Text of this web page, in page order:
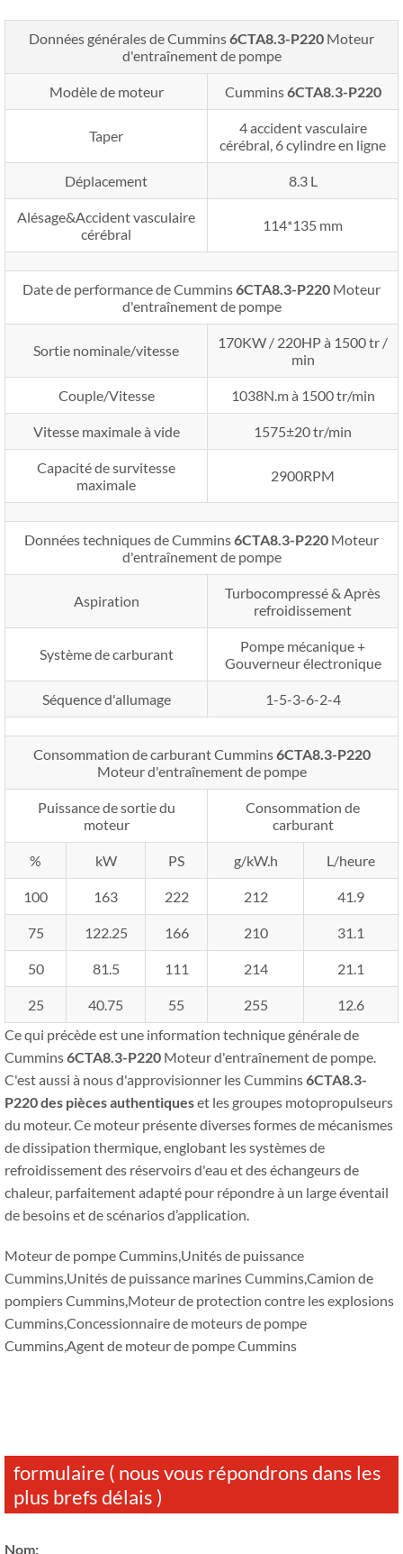
Données générales de Cummins6CTA8.3-P220 Moteur
d'entraînement de pompe
Modèle de moteur Cummins6CTA8.3-P220
Taper
4 accident vasculaire
cérébral, 6 cylindre en ligne
Déplacement 8.3 L
Alésage&Accident vasculaire
cérébral
114*135 mm
Date de performance de Cummins6CTA8.3-P220 Moteur
d'entraînement de pompe
Sortie nominale/vitesse
170KW / 220HP à 1500 tr /
min
Couple/Vitesse 1038N.m à 1500 tr/min
Vitesse maximale à vide 1575±20 tr/min
Capacité de survitesse
maximale
2900RPM
Données techniques de Cummins6CTA8.3-P220 Moteur
d'entraînement de pompe
Aspiration
Turbocompressé & Après
refroidissement
Système de carburant
Pompe mécanique +
Gouverneur électronique
Séquence d'allumage 1-5-3-6-2-4
Consommation de carburant Cummins6CTA8.3-P220
Moteur d'entraînement de pompe
Puissance de sortie du
moteur
Consommation de
carburant
% kW PS g/kW.h L/heure
100 163 222 212 41.9
75 122.25 166 210 31.1
50 81.5 111 214 21.1
25 40.75 55 255
12.6
Ce qui précède est une information technique générale de
Cummins6CTA8.3-P220 Moteur d'entraînement de pompe.
C'est aussi à nous d'approvisionner les Cummins6CTA8.3-
P220des pièces authentiqueset les groupes motopropulseurs
du moteur. Ce moteur présente diverses formes de mécanismes
de dissipation thermique, englobant les systèmes de
refroidissement des réservoirs d'eau et des échangeurs de
chaleur, parfaitement adapté pour répondre à un large éventail
de besoins et de scénarios d’application.
Moteur de pompe Cummins,Unités de puissance
Cummins,Unités de puissance marines Cummins,Camion de
pompiers Cummins,Moteur de protection contre les explosions
Cummins,Concessionnaire de moteurs de pompe
Cummins,Agent de moteur de pompe Cummins
formulaire ( nous vous répondrons dans les
plus brefs délais )
Nom: